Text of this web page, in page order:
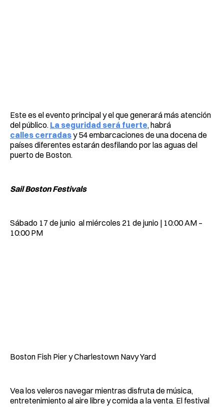
Este es el evento principal y el que generará más atención
del público. La seguridad será fuerte, habrá
calles cerradasy 54 embarcaciones de una docena de
países diferentes estarán desfilando por las aguas del
puerto de Boston.
Sail Boston Festivals
Sábado 17 de junio al miércoles 21 de junio | 10:00 AM –
10:00 PM
Boston Fish Pier y Charlestown Navy Yard
Vea los veleros navegar mientras disfruta de música,
entretenimiento al aire libre y comida a la venta. El festival